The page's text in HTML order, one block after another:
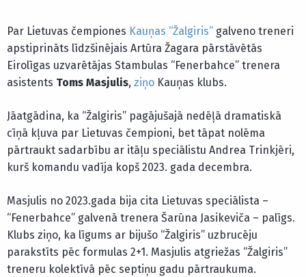
Par Lietuvas čempiones Kauņas “Žalgiris” galveno treneri
apstiprināts līdzšinējais Artūra Žagara pārstāvētās
Eirolīgas uzvarētājas Stambulas “Fenerbahce” trenera
asistents Toms Masjulis, ziņo Kauņas klubs.
Jāatgādina, ka “Žalgiris” pagājušajā nedēļā dramatiskā
cīņā kļuva par Lietuvas čempioni, bet tāpat nolēma
pārtraukt sadarbību ar itāļu speciālistu Andrea Trinkjēri,
kurš komandu vadīja kopš 2023. gada decembra.
Masjulis no 2023.gada bija cita Lietuvas speciālista –
“Fenerbahce” galvenā trenera Šarūna Jasikeviča – palīgs.
Klubs ziņo, ka līgums ar bijušo “Žalgiris” uzbrucēju
parakstīts pēc formulas 2+1. Masjulis atgriežas “Žalgiris”
treneru kolektīvā pēc septiņu gadu pārtraukuma.